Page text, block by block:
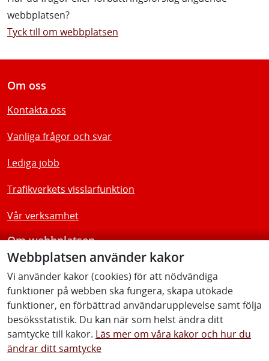
Webbplatsen använder kakor
Vi använder kakor (cookies) för att nödvändiga
funktioner på webben ska fungera, skapa utökade
funktioner, en förbättrad användarupplevelse samt följa
besöksstatistik. Du kan när som helst ändra ditt
samtycke till kakor. Läs mer om våra kakor och hur du
ändrar ditt samtycke
webbplatsen?
Tyck till om webbplatsen
Om oss
Kontakta oss
Vanliga frågor och svar
Lediga jobb
Trafikverkets visslarfunktion
Vår verksamhet
Om webbplatsen
Tillgänglighetsredogörelse
Följ oss
Facebook Youtube